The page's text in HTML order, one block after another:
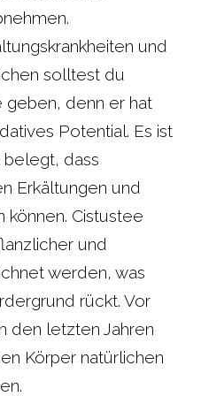
und
solltest du
geben, denn er hat
Potential. Es ist
belegt, dass
Erkältungen und
können. Cistustee
und
werden, was
rückt. Vor
den letzten Jahren
Körper natürlichen